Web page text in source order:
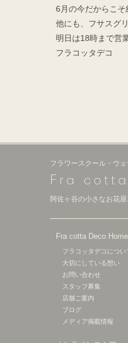
6月の今だからこそ
他にも、フサスグ
明日は18時まで営
フラコッタデコ
フラワースクール・ウ
F ra cotta
阿佐ヶ谷の小さなお花
Fra cotta Deco Home
フラコッタデコについ
大切にしている想い
お問い合わせ
スタッフ募集
店舗ご案内
ブログ
メディア掲載情報